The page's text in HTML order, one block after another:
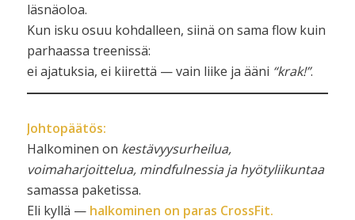
läsnäoloa.
Kun isku osuu kohdalleen, siinä on sama flow kuin
parhaassa treenissä:
ei ajatuksia, ei kiirettä — vain liike ja ääni “krak!”.
Johtopäätös:
Halkominen on kestävyysurheilua,
voimaharjoittelua, mindfulnessia ja hyötyliikuntaa
samassa paketissa.
Eli kyllä — halkominen on paras CrossFit.